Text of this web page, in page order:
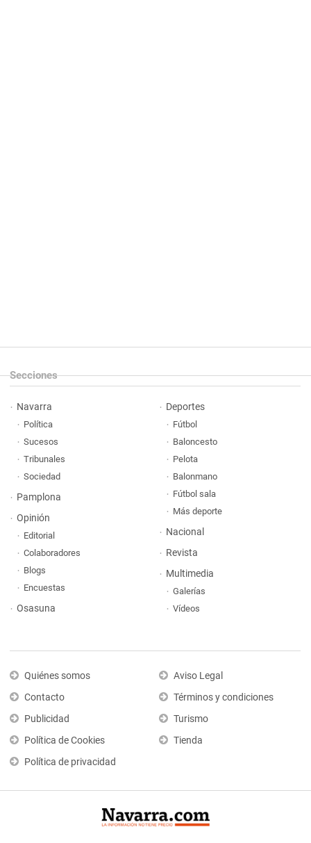
Secciones
Navarra
Política
Sucesos
Tribunales
Sociedad
Pamplona
Opinión
Editorial
Colaboradores
Blogs
Encuestas
Osasuna
Deportes
Fútbol
Baloncesto
Pelota
Balonmano
Fútbol sala
Más deporte
Nacional
Revista
Multimedia
Galerías
Vídeos
Quiénes somos
Contacto
Publicidad
Política de Cookies
Política de privacidad
Aviso Legal
Términos y condiciones
Turismo
Tienda